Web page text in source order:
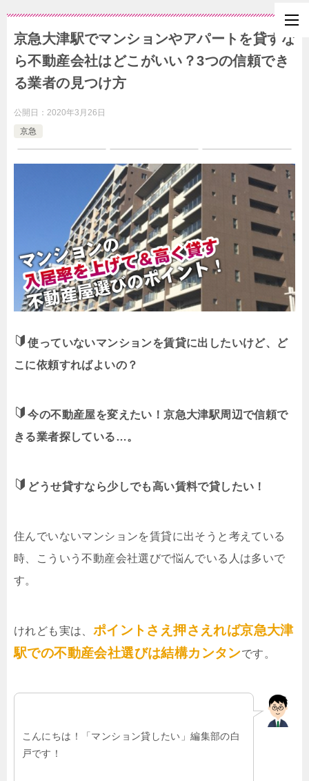
京急大津駅でマンションやアパートを貸すな
ら不動産会社はどこがいい？3つの信頼でき
る業者の見つけ方
公開日： 2020年3月26日
京急
使っていないマンションを賃貸に出したいけど、ど
こに依頼すればよいの？
今の不動産屋を変えたい！京急大津駅周辺で信頼で
きる業者探している…。
どうせ貸すなら少しでも高い賃料で貸したい！
住んでいないマンションを賃貸に出そうと考えている
時、こういう不動産会社選びで悩んでいる人は多いで
す。
けれども実は、 ポイントさえ押さえれば京急大津
駅での不動産会社選びは結構カンタンです。
こんにちは！「マンション貸したい」編集部の白
戸です！